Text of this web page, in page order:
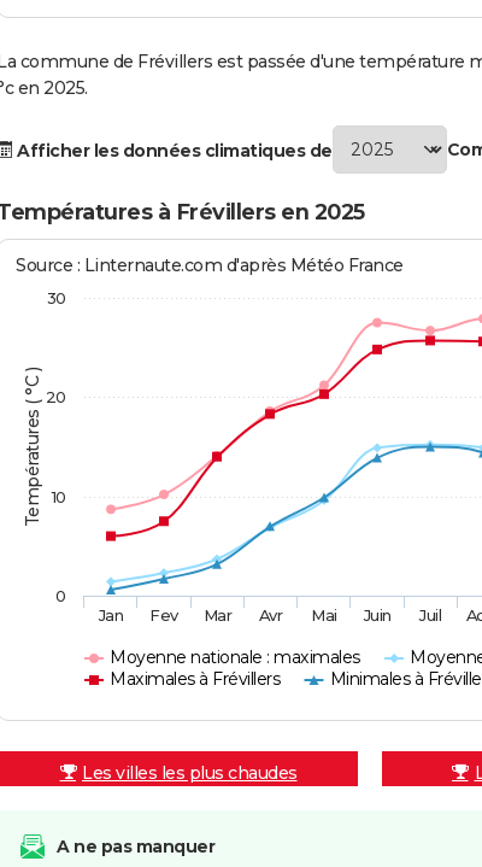
La commune de Frévillers est passée d'une température
en 2025.
Afficher les données climatiques de
à Frévillers en 2025
Températures ( °C )
Source : Linternaute.com d'après Météo France
Moyenne nationale : maximales
Maximales à Frévillers
Minimales à
Jan Fev Mar Avr Mai Juin Juil
0
10
20
30
Les villes les plus chaudes
A ne pas manquer